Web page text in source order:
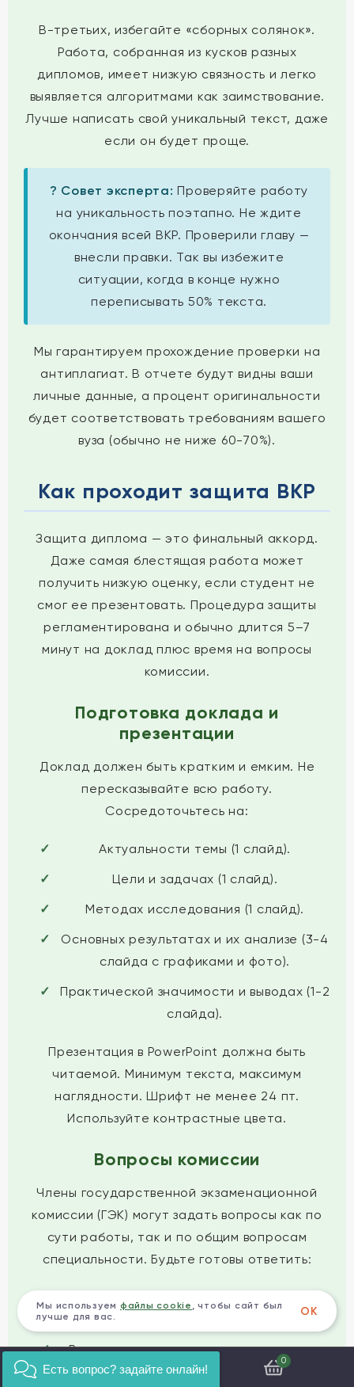
В-третьих, избегайте «сборных солянок».
Работа, собранная из кусков разных
дипломов, имеет низкую связность и легко
выявляется алгоритмами как заимствование.
Лучше написать свой уникальный текст, даже
если он будет проще.
? Совет эксперта: Проверяйте работу
на уникальность поэтапно. Не ждите
окончания всей ВКР. Проверили главу —
внесли правки. Так вы избежите
ситуации, когда в конце нужно
переписывать 50% текста.
Мы гарантируем прохождение проверки на
антиплагиат. В отчете будут видны ваши
личные данные, а процент оригинальности
будет соответствовать требованиям вашего
вуза (обычно не ниже 60-70%).
Как проходит защита ВКР
Защита диплома — это финальный аккорд.
Даже самая блестящая работа может
получить низкую оценку, если студент не
смог ее презентовать. Процедура защиты
регламентирована и обычно длится 5–7
минут на доклад плюс время на вопросы
комиссии.
Подготовка доклада и
презентации
Доклад должен быть кратким и емким. Не
пересказывайте всю работу.
Сосредоточьтесь на:
Актуальности темы (1 слайд).
Цели и задачах (1 слайд).
Методах исследования (1 слайд).
Основных результатах и их анализе (3-4
слайда с графиками и фото).
Практической значимости и выводах (1-2
слайда).
Презентация в PowerPoint должна быть
читаемой. Минимум текста, максимум
наглядности. Шрифт не менее 24 пт.
Используйте контрастные цвета.
Вопросы комиссии
Члены государственной экзаменационной
комиссии (ГЭК) могут задать вопросы как по
сути работы, так и по общим вопросам
специальности. Будьте готовы ответить:
В чем преимущество вашего решения
перед существующими аналогами?
0
Мы используем файлы cookie , чтобы сайт был
лучше для вас.
ОК
Есть вопрос? задайте онлайн!